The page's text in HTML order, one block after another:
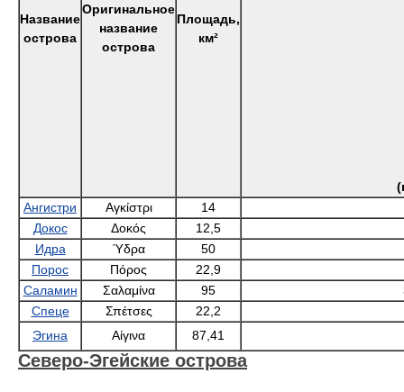
Название
острова
Оригинальное
название
острова
Площадь,
км²
Ангистри
Αγκίστρι
14
Докос
Δοκός
12,5
Идра
Ύδρα
50
Порос
Πόρος
22,9
Саламин
Σαλαμίνα 95
Спеце
Σπέτσες
22,2
Эгина
Αίγινα 87,41
Северо-Эгейские острова